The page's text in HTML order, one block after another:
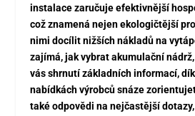
instalace zaručuje efektivnější
což znamená nejen ekologičtější
nimi docílit nižších nákladů na
zajímá, jak vybrat akumulační
vás shrnutí základních informací,
nabídkách výrobců snáze
také odpovědi na nejčastější